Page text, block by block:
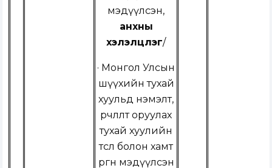
мэдүүлсэн,
анхны
хэлэлцүүлэг/
· Монгол Улсын
шүүхийн тухай
хуульд нэмэлт,
өөрчлөлт оруулах
тухай хуулийн
төсөл болон хамт
өргөн мэдүүлсэн